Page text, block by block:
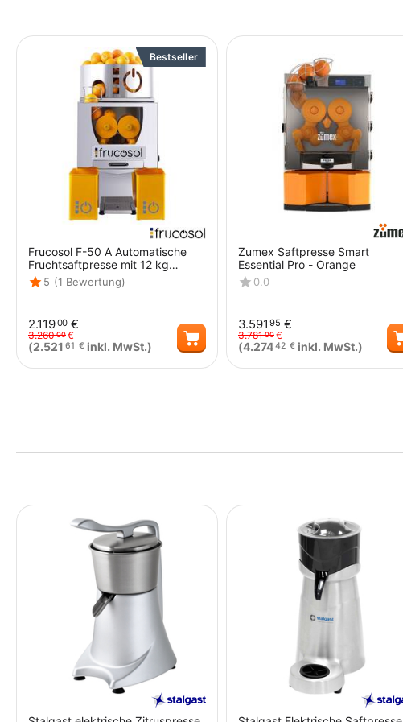
Bestseller
Frucosol F-50 A Automatische
Fruchtsaftpresse mit 12 kg
Behälter
5 (1 Bewertung)
2.11900 €
3.26000€
(2.521 61 € inkl. MwSt.)
Zumex Saftpresse Smart
Essential Pro - Orange
0.0
3.591 95 €
3.78100 €
(4.27442 €inkl. MwSt.)